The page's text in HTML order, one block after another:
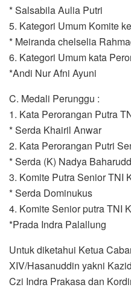
* Salsabila Aulia Putri
5. Kategori Umum Komite
* Meiranda chelselia
6. Kategori Umum kata
*Andi Nur Afni Ayuni
C. Medali Perunggu :
1. Kata Perorangan Putra
* Serda Khairil Anwar
2. Kata Perorangan Putri
* Serda (K) Nadya
3. Komite Putra Senior TNI
* Serda Dominukus
4. Komite Senior putra TNI
*Prada Indra Palallung
Untuk diketahui Ketua
XIV/Hasanuddin yakni
Czi Indra Prakasa dan